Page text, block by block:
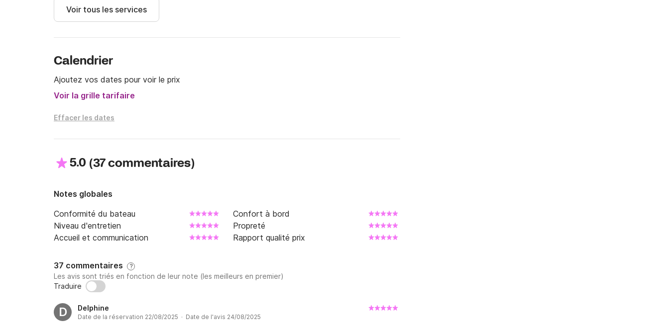
Voir tous les services
Calendrier
Ajoutez vos dates pour voir le prix
Voir la grille tarifaire
Effacer les dates
5.0 (37 commentaires)
Notes globales
Conformité du bateau
Confort à bord
Niveau d'entretien
Propreté
Accueil et communication
Rapport qualité prix
37 commentaires ?
Les avis sont triés en fonction de leur note (les meilleurs en premier)
Traduire
D Delphine
Date de la réservation 22/08/2025 · Date de l'avis 24/08/2025